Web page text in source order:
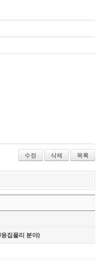
수정 삭제 목록
집물리 분야)